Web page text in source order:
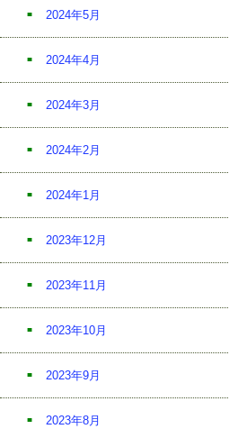
2024年5月
2024年4月
2024年3月
2024年2月
2024年1月
2023年12月
2023年11月
2023年10月
2023年9月
2023年8月